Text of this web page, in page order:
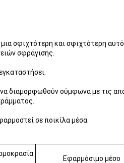
σφιχτότερη και σφιχτότερη
σφράγισης.
διαμορφωθούν σύμφωνα με τις
σε ποικίλα μέσα.
Εφαρμόσιμο μέσο